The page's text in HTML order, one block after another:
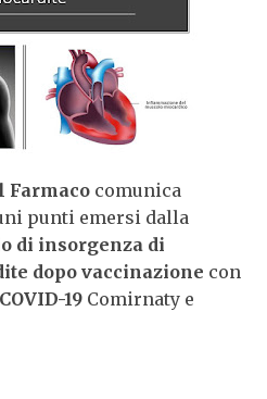
Farmaco comunica
punti emersi dalla
di insorgenza di
dopo vaccinazione con
19 Comirnaty e